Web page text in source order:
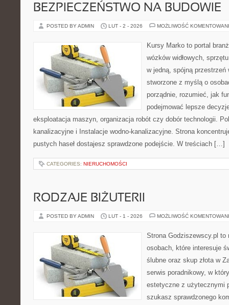
BEZPIECZEŃSTWO NA BUDOWIE
POSTED BY ADMIN LUT - 2 - 2026 MOŻLIWOŚĆ
Kursy Marko to portal
wózków widłowych,
w jedną, spójną przestrzeń
stworzone z myślą o
porządnie, rozumieć, jak
podejmować lepsze
eksploatacja maszyn, organizacja robót czy dobór technologii.
kanalizacyjne i Instalacje wodno-kanalizacyjne. Strona
pustych haseł dostajesz sprawdzone podejście. W treściach […]
CATEGORIES: NIERUCHOMOŚCI
RODZAJE BIŻUTERII
POSTED BY ADMIN LUT - 1 - 2026 MOŻLIWOŚĆ
Strona Godziszewscy.pl
osobach, które interesuje
ślubne oraz skup złota w
serwis poradnikowy, w
estetyczne z użytecznymi
szukasz sprawdzonego